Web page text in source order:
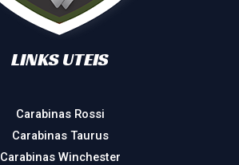
LINKS UTEIS
Carabinas Rossi
Carabinas Taurus
Carabinas Winchester